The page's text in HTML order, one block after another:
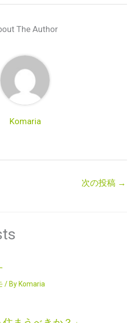
The Author
Komaria
次の投稿 →
/ By Komaria